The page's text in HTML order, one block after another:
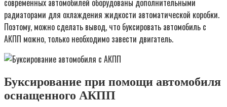
радиаторами для охлаждения жидкости автоматической коробки.
Поэтому, можно сделать вывод, что буксировать автомобиль с
АКПП можно, только необходимо завести двигатель.
Буксирование при помощи автомобиля
оснащенного АКПП